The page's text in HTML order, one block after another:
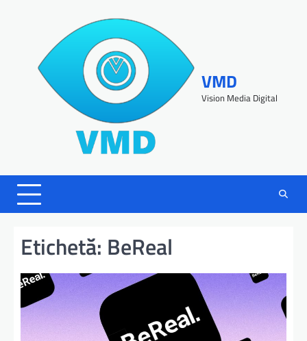
VMD
Vision Media Digital
Etichetă: BeReal